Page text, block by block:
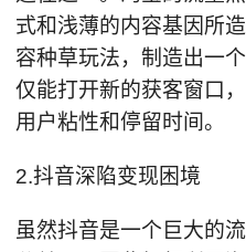
式和浅薄的内容基因所
容种草玩法，制造出一
仅能打开新的获客窗口
用户粘性和停留时间。
2.抖音深陷变现困境
虽然抖音是一个巨大的